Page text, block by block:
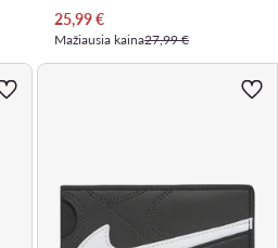
Dabartinė kaina
25,99€
Mažiausia kaina27,99 €